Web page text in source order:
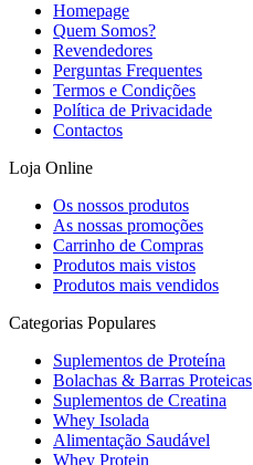
Homepage
Quem Somos?
Revendedores
Perguntas Frequentes
Termos e Condições
Política de Privacidade
Contactos
Loja Online
Os nossos produtos
As nossas promoções
Carrinho de Compras
Produtos mais vistos
Produtos mais vendidos
Categorias Populares
Suplementos de Proteína
Bolachas & Barras Proteicas
Suplementos de Creatina
Whey Isolada
Alimentação Saudável
Whey Protein